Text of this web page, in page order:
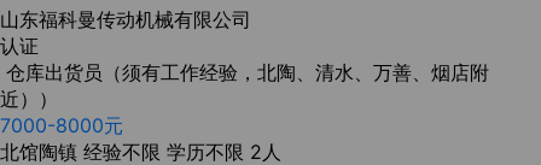
山东福科曼传动机械有限公司
认证
仓库出货员（须有工作经验，北陶、清水、万善、烟店附
近））
7000-8000元
北馆陶镇 经验不限 学历不限 2人